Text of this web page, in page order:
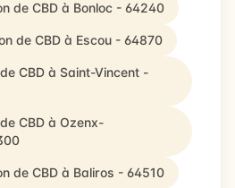
de CBD à Bonloc - 64240
de CBD à Escou - 64870
CBD à Saint-Vincent -
CBD à Ozenx-
de CBD à Baliros - 64510